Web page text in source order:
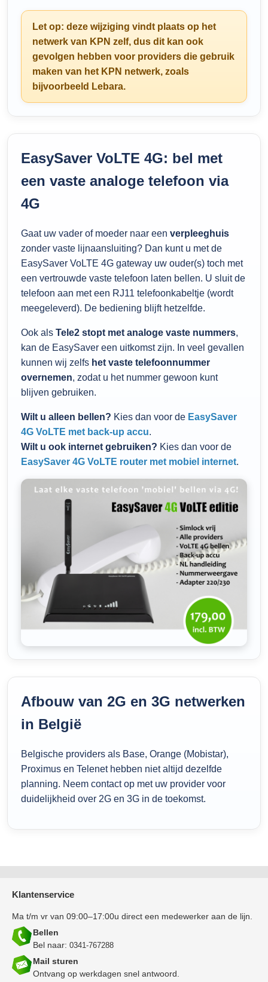
Let op: deze wijziging vindt plaats op het
netwerk van KPN zelf, dus dit kan ook
gevolgen hebben voor providers die gebruik
maken van het KPN netwerk, zoals
bijvoorbeeld Lebara.
EasySaver VoLTE 4G: bel met
een vaste analoge telefoon via
4G
Gaat uw vader of moeder naar een verpleeghuis
zonder vaste lijnaansluiting? Dan kunt u met de
EasySaver VoLTE 4G gateway uw ouder(s) toch met
een vertrouwde vaste telefoon laten bellen. U sluit de
telefoon aan met een RJ11 telefoonkabeltje (wordt
meegeleverd). De bediening blijft hetzelfde.
Ook als Tele2 stopt met analoge vaste nummers,
kan de EasySaver een uitkomst zijn. In veel gevallen
kunnen wij zelfs het vaste telefoonnummer
overnemen, zodat u het nummer gewoon kunt
blijven gebruiken.
Wilt u alleen bellen? Kies dan voor de EasySaver
4G VoLTE met back-up accu.
Wilt u ook internet gebruiken? Kies dan voor de
EasySaver 4G VoLTE router met mobiel internet.
Afbouw van 2G en 3G netwerken
in België
Belgische providers als Base, Orange (Mobistar),
Proximus en Telenet hebben niet altijd dezelfde
planning. Neem contact op met uw provider voor
duidelijkheid over 2G en 3G in de toekomst.
Klantenservice
Ma t/m vr van 09:00–17:00u direct een medewerker aan de lijn.
Bellen
Bel naar: 0341-767288
Mail sturen
Ontvang op werkdagen snel antwoord.